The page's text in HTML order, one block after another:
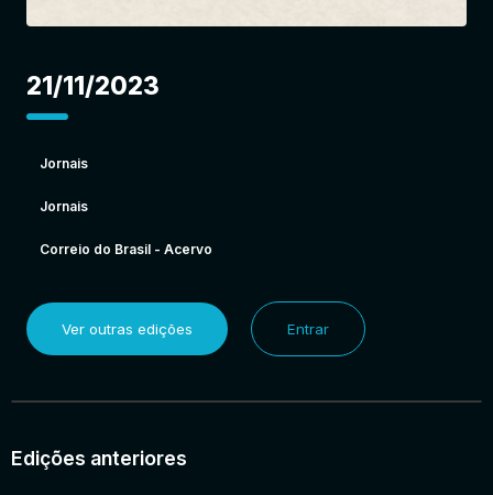
21/11/2023
Jornais
Jornais
Correio do Brasil - Acervo
Ver outras edições Entrar
Edições anteriores